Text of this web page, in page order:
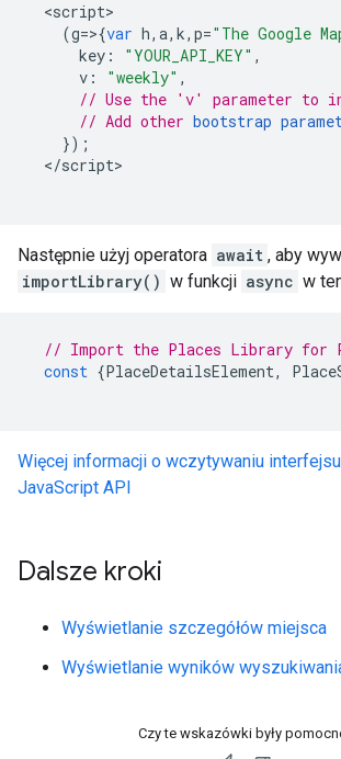
<script
(g=>{var h, a, k, p="The Google
key : "YOUR_API_KEY" ,
v : "weekly" ,
// Use the 'v' parameter to
// Add other bootstrap
});
</script
Następnie użyj operatora await , aby
importLibrary() w funkcji async w
// Import the Places Library for
const {PlaceDetailsElement,
Więcej informacji o wczytywaniu
JavaScript API
Dalsze kroki
Wyświetlanie szczegółów miejsca
Wyświetlanie wyników
Czy te wskazówki były